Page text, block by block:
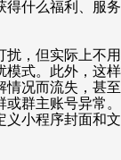
得什么福利、服务
扰，但实际上不用
模式。此外，这样
情况而流失，甚至
群主账号异常。
义小程序封面和文